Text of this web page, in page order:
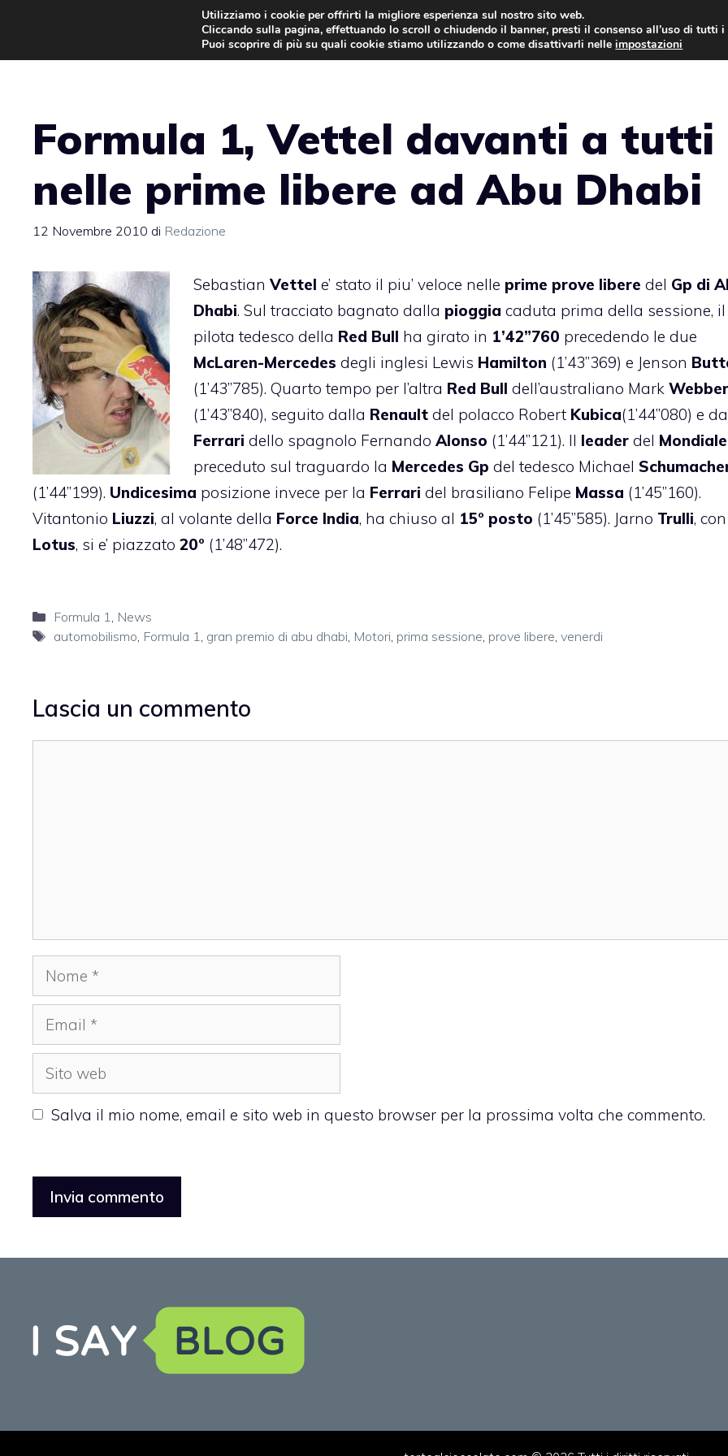
contenuto
AUTO NEWS
Formula 1, Vettel davanti a tutti
nelle prime libere ad Abu Dhabi
12 Novembre 2010 di Redazione
SebastianVettel e’ stato il piu’ veloce nelle prime prove libere del Gp di
Dhabi. Sul tracciato bagnato dalla pioggia caduta prima della sessione, il
pilota tedesco della Red Bull ha girato in 1’42”760 precedendo le due
McLaren-Mercedes degli inglesi Lewis Hamilton (1’43”369) e Jenson
(1’43”785). Quarto tempo per l’altra Red Bull dell’australiano Mark Webber
(1’43”840), seguito dalla Renault del polacco Robert Kubica(1’44”080) e
Ferrari dello spagnolo Fernando Alonso (1’44”121). Il leader del Mondiale
preceduto sul traguardo la Mercedes Gp del tedesco Michael
(1’44”199). Undicesima posizione invece per la Ferrari del brasiliano Felipe Massa (1’45”160).
Vitantonio Liuzzi, al volante della Force India, ha chiuso al 15° posto (1’45”585). Jarno Trulli,
Lotus, si e’ piazzato 20° (1’48”472).
Categorie
Formula 1
News
Tag
automobilismo Formula 1 gran premio di abu dhabi Motori prima sessione prove libere venerdi
Lascia un commento
Nome
Email
Sito
web
Salva il mio nome, email e sito web in questo browser per la prossima volta che commento.
Utilizziamo i cookie per offrirti la migliore esperienza sul nostro sito web.
Cliccando sulla pagina, effettuando lo scroll o chiudendo il banner, presti il consenso all’uso di tutti i
Puoi scoprire di più su quali cookie stiamo utilizzando o come disattivarli nelleimpostazioni